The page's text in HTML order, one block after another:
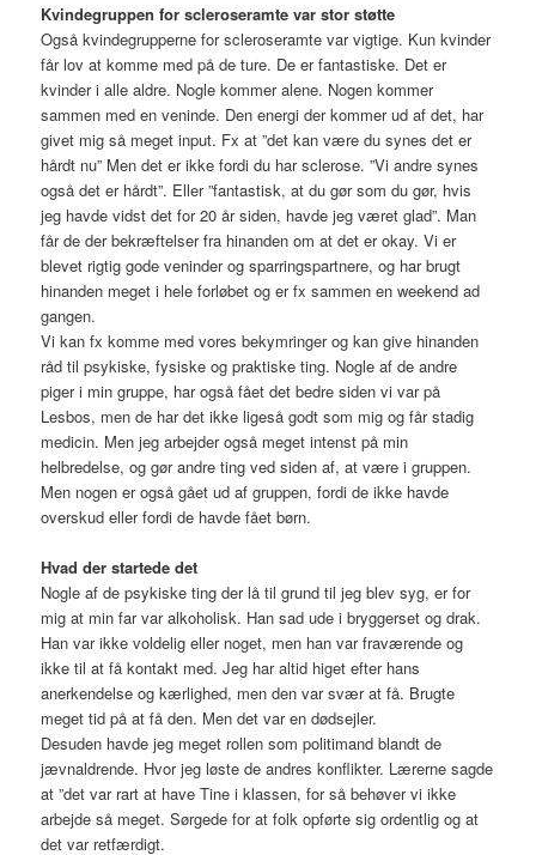
Kvindegruppen for scleroseramte var stor støtte
Også kvindegrupperne for scleroseramte var vigtige. Kun kvinder
får lov at komme med på de ture. De er fantastiske. Det er
kvinder i alle aldre. Nogle kommer alene. Nogen kommer
sammen med en veninde. Den energi der kommer ud af det, har
givet mig så meget input. Fx at ”det kan være du synes det er
hårdt nu” Men det er ikke fordi du har sclerose. ”Vi andre synes
også det er hårdt”. Eller ”fantastisk, at du gør som du gør, hvis
jeg havde vidst det for 20 år siden, havde jeg været glad”. Man
får de der bekræftelser fra hinanden om at det er okay. Vi er
blevet rigtig gode veninder og sparringspartnere, og har brugt
hinanden meget i hele forløbet og er fx sammen en weekend ad
gangen.
Vi kan fx komme med vores bekymringer og kan give hinanden
råd til psykiske, fysiske og praktiske ting. Nogle af de andre
piger i min gruppe, har også fået det bedre siden vi var på
Lesbos, men de har det ikke ligeså godt som mig og får stadig
medicin. Men jeg arbejder også meget intenst på min
helbredelse, og gør andre ting ved siden af, at være i gruppen.
Men nogen er også gået ud af gruppen, fordi de ikke havde
overskud eller fordi de havde fået børn.
Hvad der startede det
Nogle af de psykiske ting der lå til grund til jeg blev syg, er for
mig at min far var alkoholisk. Han sad ude i bryggerset og drak.
Han var ikke voldelig eller noget, men han var fraværende og
ikke til at få kontakt med. Jeg har altid higet efter hans
anerkendelse og kærlighed, men den var svær at få. Brugte
meget tid på at få den. Men det var en dødsejler.
Desuden havde jeg meget rollen som politimand blandt de
jævnaldrende. Hvor jeg løste de andres konflikter. Lærerne sagde
at ”det var rart at have Tine i klassen, for så behøver vi ikke
arbejde så meget. Sørgede for at folk opførte sig ordentlig og at
det var retfærdigt.